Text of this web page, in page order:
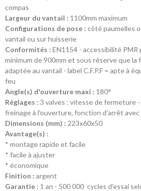
compas
Largeur du vantail : 1100mm maximum
Configurations de pose : côté paumelles
vantail ou sur huisserie
Conformités : EN1154 - accessibilité PMR
minimum de 900mm et sous réserve que
adaptée au vantail - label C.F.P.F = apte à
feu
Angle(s) d'ouverture maxi : 180°
Réglages : 3 valves : vitesse de fermeture -
freinage à l'ouverture, fonction d'arrêt avec
Dimensions (mm) : 223x60x50
Avantage(s) :
* montage rapide et facile
* facile à ajuster
* économique
Finition : argent
Garantie : 1 an - 500 000 cycles d'essai